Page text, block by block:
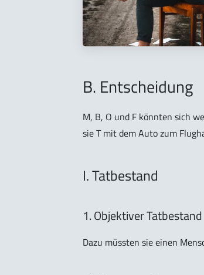
B. Entscheidung
M, B, O und F könnten sich
sie T mit dem Auto zum
I. Tatbestand
1. Objektiver Tatbestand
Dazu müssten sie einen